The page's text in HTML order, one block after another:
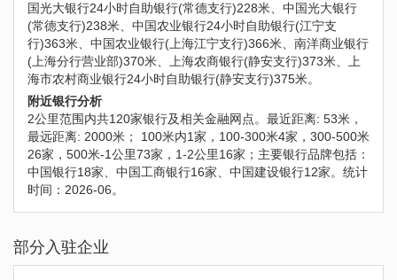
国光大银行24小时自助银行(常德支行)228米、中国光大银行
(常德支行)238米、中国农业银行24小时自助银行(江宁支
行)363米、中国农业银行(上海江宁支行)366米、南洋商业银行
(上海分行营业部)370米、上海农商银行(静安支行)373米、上
海市农村商业银行24小时自助银行(静安支行)375米。
附近银行分析
2公里范围内共120家银行及相关金融网点。最近距离: 53米，
最远距离: 2000米； 100米内1家，100-300米4家，300-500米
26家，500米-1公里73家，1-2公里16家；主要银行品牌包括：
中国银行18家、中国工商银行16家、中国建设银行12家。统计
时间：2026-06。
部分入驻企业